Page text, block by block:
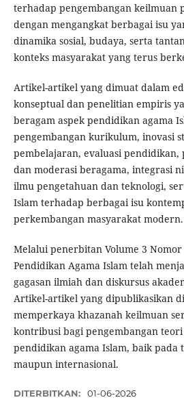
terhadap pengembangan keilmuan
dengan mengangkat berbagai isu
dinamika sosial, budaya, serta
konteks masyarakat yang terus
Artikel-artikel yang dimuat dalam
konseptual dan penelitian empiris
beragam aspek pendidikan agama
pengembangan kurikulum, inovasi
pembelajaran, evaluasi
dan moderasi beragama, integrasi
ilmu pengetahuan dan teknologi,
Islam terhadap berbagai isu
perkembangan masyarakat modern.
Melalui penerbitan Volume 3
Pendidikan Agama Islam telah
gagasan ilmiah dan diskursus
Artikel-artikel yang dipublikasikan
memperkaya khazanah keilmuan
kontribusi bagi pengembangan
pendidikan agama Islam, baik pada
maupun internasional.
DITERBITKAN: 01-06-2026